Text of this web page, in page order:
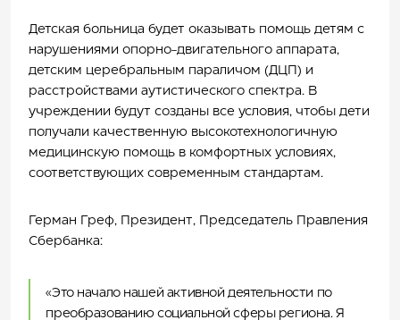
Детская больница будет оказывать помощь детям с
нарушениями опорно-двигательного аппарата,
детским церебральным параличом (ДЦП) и
расстройствами аутистического спектра. В
учреждении будут созданы все условия, чтобы дети
получали качественную высокотехнологичную
медицинскую помощь в комфортных условиях,
соответствующих современным стандартам.
Герман Греф, Президент, Председатель Правления
Сбербанка:
«Это начало нашей активной деятельности по
преобразованию социальной сферы региона. Я